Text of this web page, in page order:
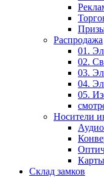
Распродажа
01.
02.
03.
04.
05.
Носители
Склад замков